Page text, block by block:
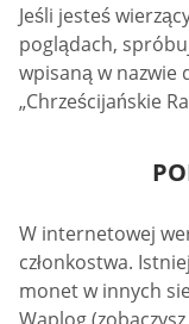
Jeśli jesteś
poglądach,
wpisaną w nazwie
„Chrześcijańskie
W internetowej
członkostwa.
monet w innych